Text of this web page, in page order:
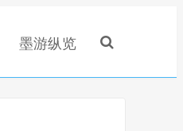
墨游纵览